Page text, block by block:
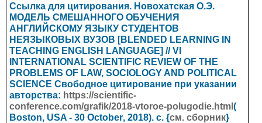
Ссылка для цитирования. Новохатская О.Э.
МОДЕЛЬ СМЕШАННОГО ОБУЧЕНИЯ
АНГЛИЙСКОМУ ЯЗЫКУ CТУДЕНТОВ
НЕЯЗЫКОВЫХ ВУЗОВ [BLENDED LEARNING IN
TEACHING ENGLISH LANGUAGE] // VI
INTERNATIONAL SCIENTIFIC REVIEW OF THE
PROBLEMS OF LAW, SOCIOLOGY AND POLITICAL
SCIENCE Свободное цитирование при указании
авторства: https://scientific-
conference.com/grafik/2018-vtoroe-polugodie.html (
Boston, USA - 30 October, 2018). с. {см. сборник}